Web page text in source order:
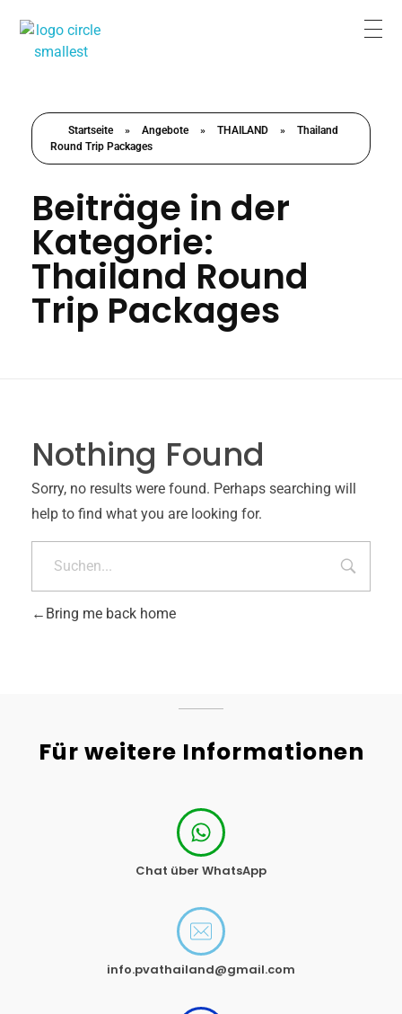
Startseite » Angebote » THAILAND »
Thailand
Round Trip Packages
Beiträge in der
Kategorie:
Thailand Round
Trip Packages
Nothing Found
Sorry, no results were found. Perhaps searching will
help to find what you are looking for.
Bring me back home
Für weitere Informationen
Chat über WhatsApp
info.pvathailand@gmail.com